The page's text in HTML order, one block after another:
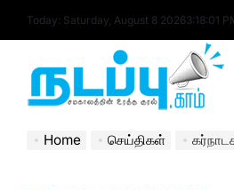
Today: Saturday, August 8 20263:18:01
Home செய்திகள்